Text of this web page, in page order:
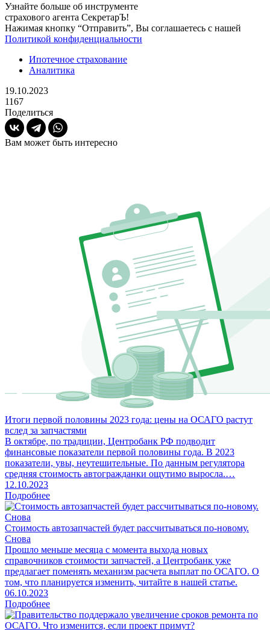
Узнайте больше об инструменте
страхового агента СекретарЪ!
Нажимая кнопку “Отправить”, Вы соглашаетесь с нашей
Политикой конфиденциальности
Ипотечное страхование
Аналитика
19.10.2023
1167
Поделиться
Вам может быть интересно
Итоги первой половины 2023 года: цены на ОСАГО растут
вслед за запчастями
В октябре, по традиции, Центробанк РФ подводит
финансовые показатели первой половины года. В 2023
показатели, увы, неутешительные. По данным регулятора
средняя стоимость автогражданки ощутимо выросла.…
12.10.2023
Подробнее
Стоимость автозапчастей будет рассчитываться по-новому.
Снова
Прошло меньше месяца с момента выхода новых
справочников стоимости запчастей, а Центробанк уже
предлагает поменять механизм расчета выплат по ОСАГО. О
том, что планируется изменить, читайте в нашей статье.
06.10.2023
Подробнее